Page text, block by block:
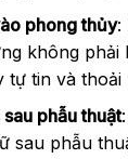
phong thủy:
không
tự tin và thoải
phẫu thuật
sau phẫu